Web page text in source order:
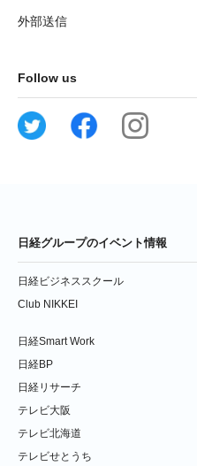
外部送信
Follow us
日経グループのイベント情報
日経ビジネススクール
Club NIKKEI
日経Smart Work
日経BP
日経リサーチ
テレビ大阪
テレビ北海道
テレビせとうち